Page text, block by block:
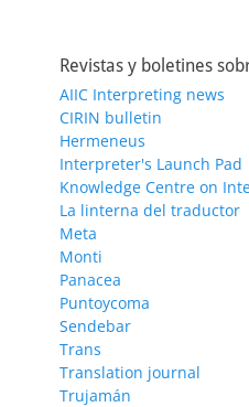
Revistas y boletines
AIIC Interpreting news
CIRIN bulletin
Hermeneus
Interpreter's Launch Pad
Knowledge Centre on
La linterna del traductor
Meta
Monti
Panacea
Puntoycoma
Sendebar
Trans
Translation journal
Trujamán